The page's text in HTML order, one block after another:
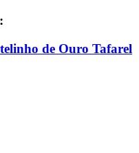
de Ouro Tafarel